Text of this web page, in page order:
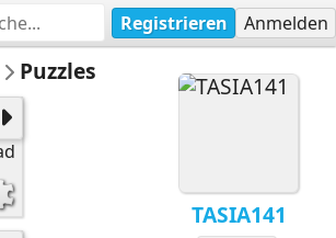
Registrieren Anmelden
TASIA141
Puzzles